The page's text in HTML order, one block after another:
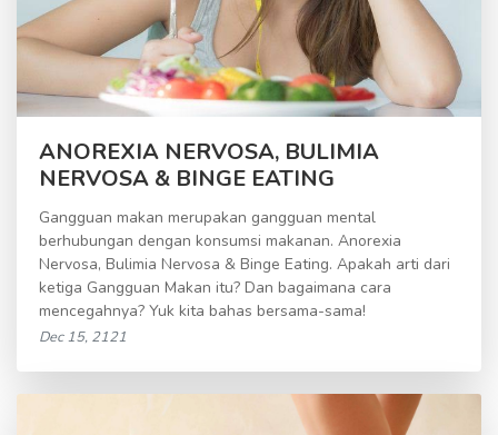
ANOREXIA NERVOSA, BULIMIA
NERVOSA & BINGE EATING
Gangguan makan merupakan gangguan mental
berhubungan dengan konsumsi makanan. Anorexia
Nervosa, Bulimia Nervosa & Binge Eating. Apakah arti dari
ketiga Gangguan Makan itu? Dan bagaimana cara
mencegahnya? Yuk kita bahas bersama-sama!